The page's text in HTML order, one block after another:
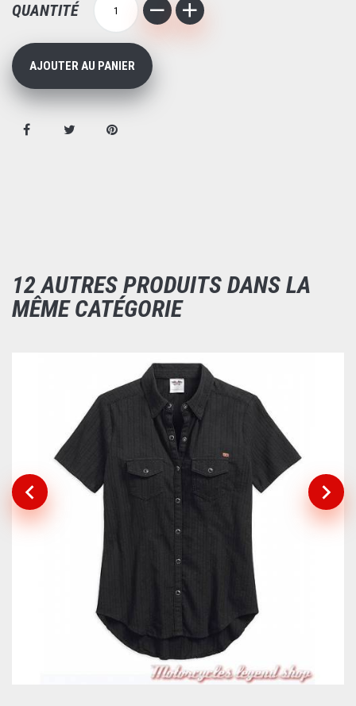
QUANTITÉ
AJOUTER AU PANIER
12 AUTRES PRODUITS DANS LA
MÊME CATÉGORIE